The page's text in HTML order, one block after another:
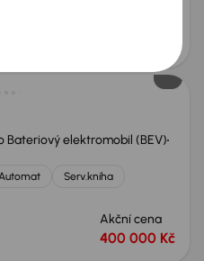
Bateriový elektromobil (BEV)
Automat
Serv.kniha
Akční cena
400 000 Kč